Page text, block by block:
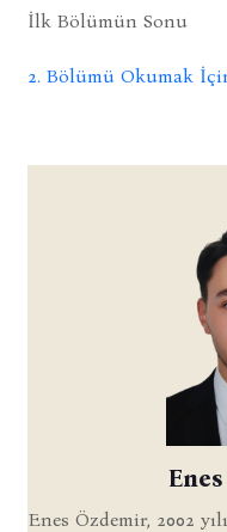
İlk Bölümün Sonu
2. Bölümü Okumak
Enes Özdemir, 2002